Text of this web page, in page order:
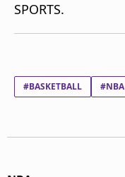
Gérer les
notifications
beINSPIRED
Cookies
SPORTS.
#BASKETBALL #NBA